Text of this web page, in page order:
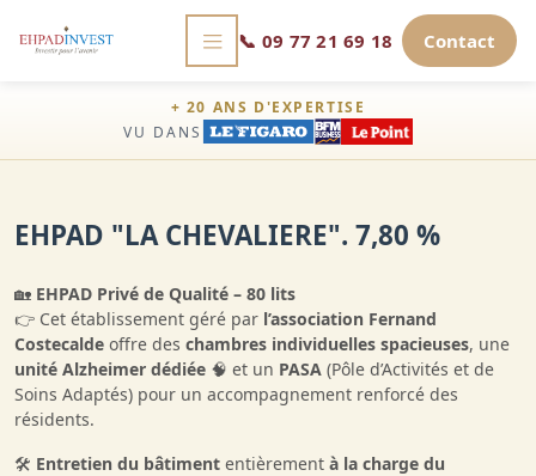
📞 09 77 21 69 18 Contact
+ 20 ANS D'EXPERTISE
VU DANS
EHPAD "LA CHEVALIERE". 7,80 %
🏡 EHPAD Privé de Qualité – 80 lits
👉 Cet établissement géré par l’association Fernand
Costecalde offre des chambres individuelles spacieuses, une
unité Alzheimer dédiée 🧠 et un PASA (Pôle d’Activités et de
Soins Adaptés) pour un accompagnement renforcé des
résidents.
🛠️ Entretien du bâtiment entièrement à la charge du